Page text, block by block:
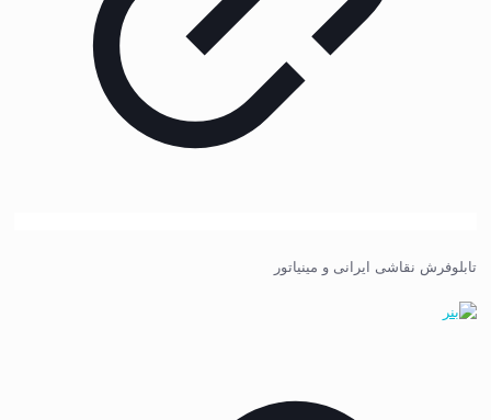
تابلوفرش نقاشی ایرانی و مینیاتور